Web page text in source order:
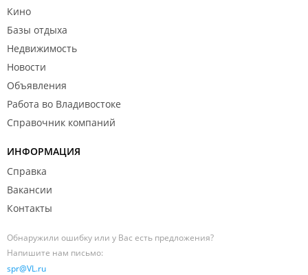
Кино
Базы отдыха
Недвижимость
Новости
Объявления
Работа во Владивостоке
Справочник компаний
ИНФОРМАЦИЯ
Справка
Вакансии
Контакты
Обнаружили ошибку или у Вас есть предложения?
Напишите нам письмо:
spr@VL.ru